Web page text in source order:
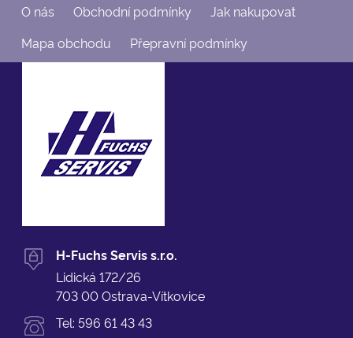
O nás Obchodní podmínky
Jak nakupovat
Mapa obchodu
Přepravní podmínky
H-Fuchs Servis s.r.o.
Lidická 172/26
703 00 Ostrava-Vítkovice
Tel: 596 61 43 43